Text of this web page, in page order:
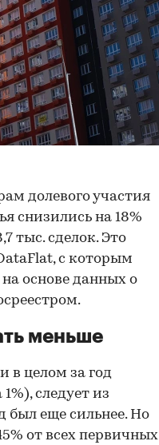
долевого участия
снизились на 18%
тыс. сделок. Это
с которым
основе данных о
меньше
в целом за год
следует из
был еще сильнее. Но
от всех первичных